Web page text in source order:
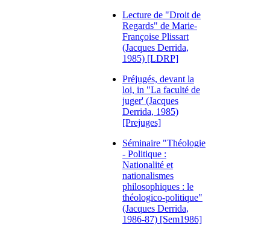
Lecture de "Droit de
Regards" de Marie-
Françoise Plissart
(Jacques Derrida,
1985) [LDRP]
Préjugés, devant la
loi, in "La faculté de
juger' (Jacques
Derrida, 1985)
[Prejuges]
Séminaire "Théologie
- Politique :
Nationalité et
nationalismes
philosophiques : le
théologico-politique"
(Jacques Derrida,
1986-87) [Sem1986]